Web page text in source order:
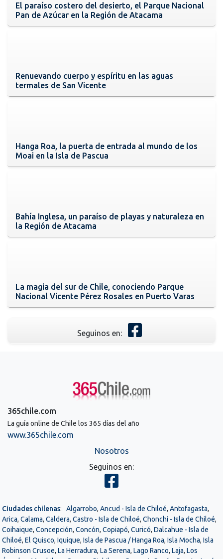
El paraíso costero del desierto, el Parque Nacional
Pan de Azúcar en la Región de Atacama
Renuevando cuerpo y espíritu en las aguas
termales de San Vicente
Hanga Roa, la puerta de entrada al mundo de los
Moai en la Isla de Pascua
Bahía Inglesa, un paraíso de playas y naturaleza en
la Región de Atacama
La magia del sur de Chile, conociendo Parque
Nacional Vicente Pérez Rosales en Puerto Varas
Seguinos en:
365chile.com
La guía online de Chile los 365 días del año
www.365chile.com
Nosotros
Seguinos en:
Ciudades chilenas: Algarrobo, Ancud - Isla de Chiloé, Antofagasta,
Arica, Calama, Caldera, Castro - Isla de Chiloé, Chonchi - Isla de Chiloé,
Coihaique, Concepción, Concón, Copiapó, Curicó, Dalcahue - Isla de
Chiloé, El Quisco, Iquique, Isla de Pascua / Hanga Roa, Isla Mocha, Isla
Robinson Crusoe, La Herradura, La Serena, Lago Ranco, Laja, Los